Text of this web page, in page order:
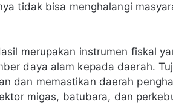
tidak bisa menghalangi
merupakan instrumen fiskal
daya alam kepada daerah.
dan memastikan daerah
migas, batubara, dan